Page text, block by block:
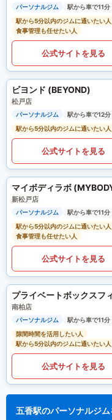
パーソナルジム
駅から車で11分
駅から5分以内のジムに通いたい人
食事管理も任せたい人
公式サイトを見る
ビヨンド (BEYOND)
松戸店
パーソナルジム
駅から車で12分
駅から5分以内のジムに通いたい人
公式サイトを見る
マイボディラボ
新松戸店
パーソナルジム
駅から車で11分
駅から5分以内のジムに通いたい人
食事管理も任せたい人
公式サイトを見る
南柏店
パーソナルジム
駅から車で11分
隙間時間を活用したい人
駅から5分以内のジムに通いたい人
公式サイトを見る
五香駅のパーソナルジ